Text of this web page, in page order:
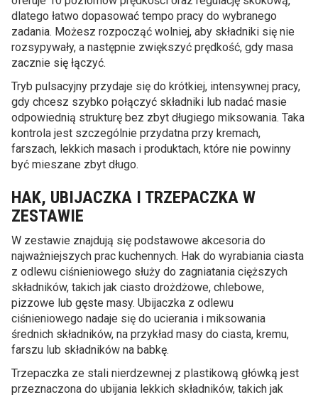
dlatego łatwo dopasować tempo pracy do wybranego
zadania. Możesz rozpocząć wolniej, aby składniki się nie
rozsypywały, a następnie zwiększyć prędkość, gdy masa
zacznie się łączyć.
Tryb pulsacyjny przydaje się do krótkiej, intensywnej pracy,
gdy chcesz szybko połączyć składniki lub nadać masie
odpowiednią strukturę bez zbyt długiego miksowania. Taka
kontrola jest szczególnie przydatna przy kremach,
farszach, lekkich masach i produktach, które nie powinny
być mieszane zbyt długo.
HAK, UBIJACZKA I TRZEPACZKA W
ZESTAWIE
W zestawie znajdują się podstawowe akcesoria do
najważniejszych prac kuchennych. Hak do wyrabiania ciasta
z odlewu ciśnieniowego służy do zagniatania cięższych
składników, takich jak ciasto drożdżowe, chlebowe,
pizzowe lub gęste masy. Ubijaczka z odlewu
ciśnieniowego nadaje się do ucierania i miksowania
średnich składników, na przykład masy do ciasta, kremu,
farszu lub składników na babkę.
Trzepaczka ze stali nierdzewnej z plastikową główką jest
przeznaczona do ubijania lekkich składników, takich jak